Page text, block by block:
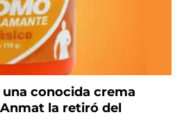
conocida crema
la retiró del